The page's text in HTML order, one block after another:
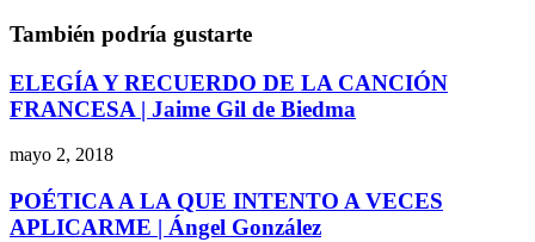
También podría gustarte
ELEGÍA Y RECUERDO DE LA CANCIÓN
FRANCESA | Jaime Gil de Biedma
mayo 2, 2018
POÉTICA A LA QUE INTENTO A VECES
APLICARME | Ángel González